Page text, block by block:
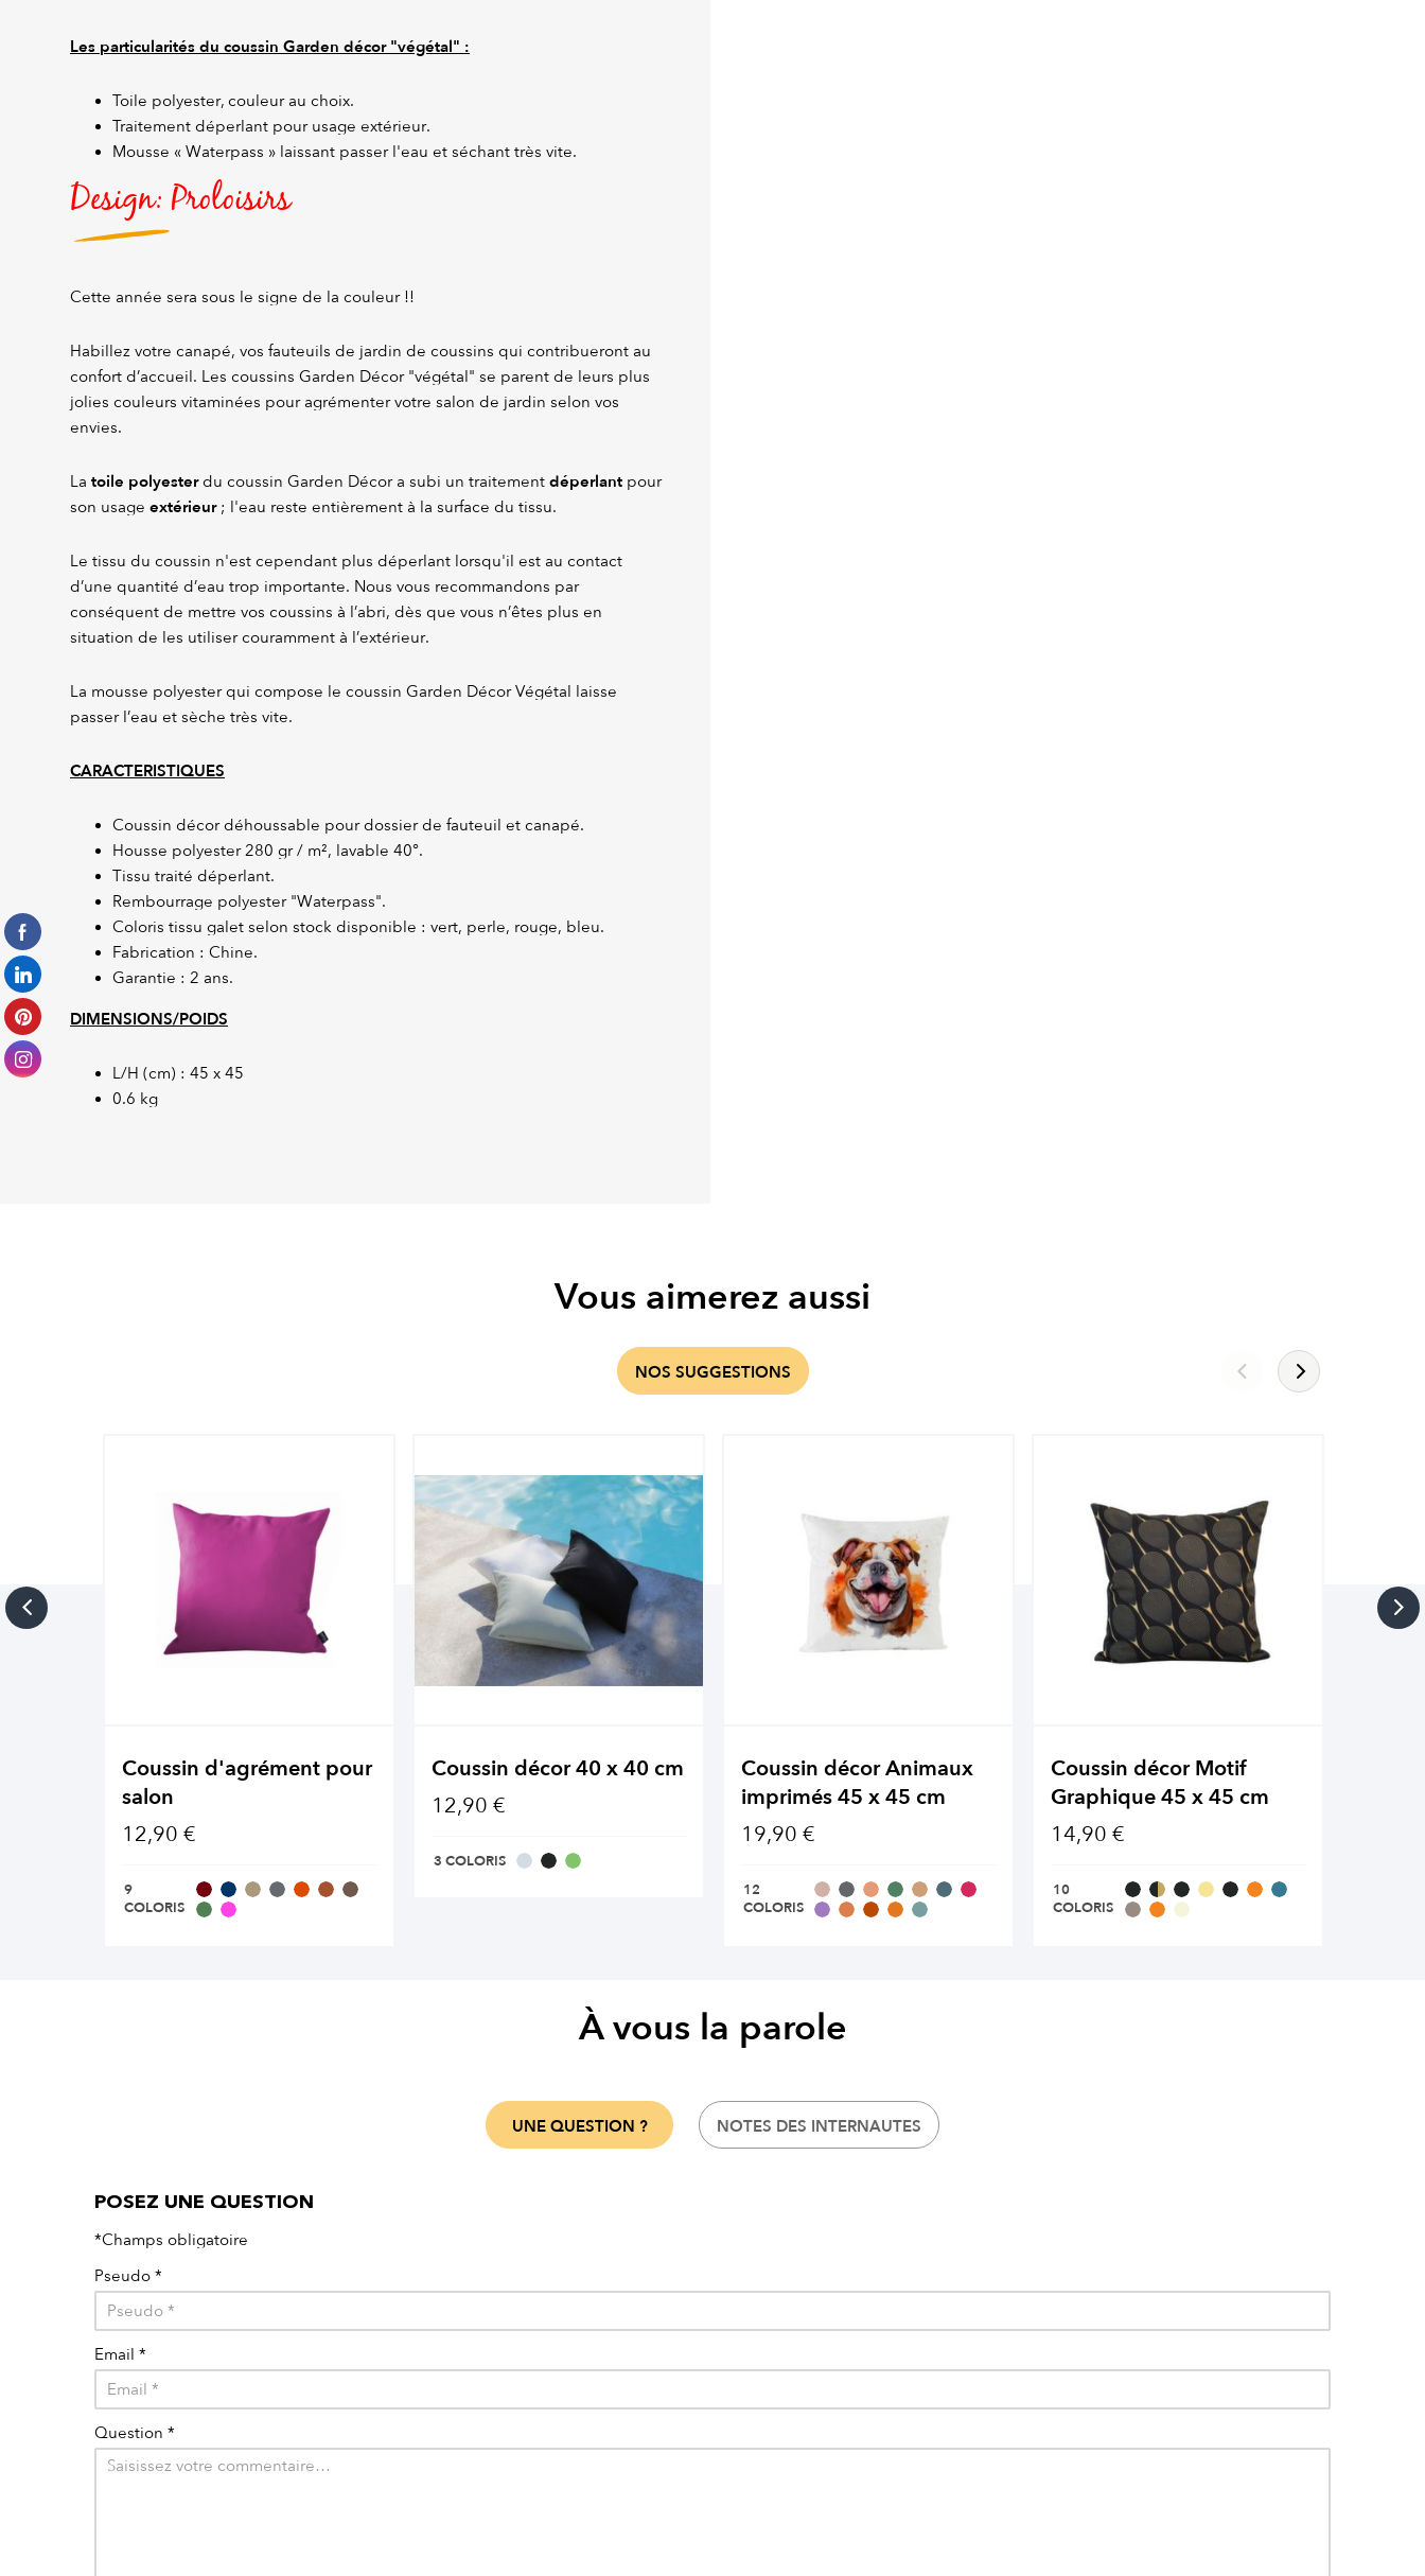
Les particularités du coussin Garden décor "végétal" :
Toile polyester, couleur au choix.
Traitement déperlant pour usage extérieur.
Mousse « Waterpass » laissant passer l'eau et séchant très vite.
Design: Proloisirs
Cette année sera sous le signe de la couleur !!
Habillez votre canapé, vos fauteuils de jardin de coussins qui contribueront au
confort d’accueil. Les coussins Garden Décor "végétal" se parent de leurs plus
jolies couleurs vitaminées pour agrémenter votre salon de jardin selon vos
envies.
La toile polyesterdu coussin Garden Décor a subi un traitement déperlant pour
son usage extérieur; l'eau reste entièrement à la surface du tissu.
Le tissu du coussin n'est cependant plus déperlant lorsqu'il est au contact
d’une quantité d’eau trop importante. Nous vous recommandons par
conséquent de mettre vos coussins à l’abri, dès que vous n’êtes plus en
situation de les utiliser couramment à l’extérieur.
La mousse polyester qui compose le coussin Garden Décor Végétal laisse
passer l’eau et sèche très vite.
CARACTERISTIQUES
Coussin décor déhoussable pour dossier de fauteuil et canapé.
Housse polyester 280 gr / m², lavable 40°.
Tissu traité déperlant.
Rembourrage polyester "Waterpass".
Coloris tissu galet selon stock disponible : vert, perle, rouge, bleu.
Fabrication : Chine.
Garantie : 2 ans.
DIMENSIONS/POIDS
L/H (cm) : 45 x 45
0.6 kg
Vous aimerez aussi
NOS SUGGESTIONS
Coussin d'agrément pour
salon
12,90 €
9
COLORIS
Coussin décor 40 x 40 cm
12,90 €
3 COLORIS
Coussin décor Animaux
imprimés 45 x 45 cm
19,90 €
12
COLORIS
Coussin décor Motif
Graphique 45 x 45 cm
14,90 €
10
COLORIS
À vous la parole
UNE QUESTION ? NOTES DES INTERNAUTES
POSEZ UNE QUESTION
*Champs obligatoire
Pseudo *
Email *
Question *